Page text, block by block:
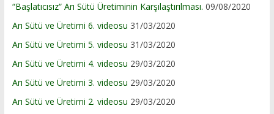
“Başlatıcısız“ Arı Sütü Üretiminin Karşılaştırılması. 09/08/2020
Arı Sütü ve Üretimi 6. videosu 31/03/2020
Arı Sütü ve Üretimi 5. videosu 31/03/2020
Arı Sütü ve Üretimi 4. videosu 29/03/2020
Arı Sütü ve Üretimi 3. videosu 29/03/2020
Arı Sütü ve Üretimi 2. videosu 29/03/2020